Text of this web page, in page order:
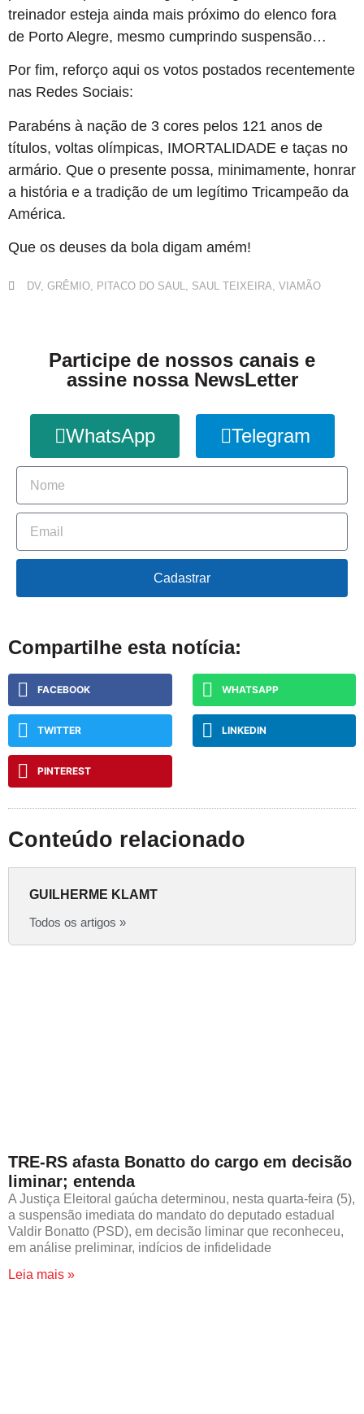
treinador esteja ainda mais próximo do elenco fora
de Porto Alegre, mesmo cumprindo suspensão…
Por fim, reforço aqui os votos postados recentemente
nas Redes Sociais:
Parabéns à nação de 3 cores pelos 121 anos de
títulos, voltas olímpicas, IMORTALIDADE e taças no
armário. Que o presente possa, minimamente, honrar
a história e a tradição de um legítimo Tricampeão da
América.
Que os deuses da bola digam amém!
DV, GRÊMIO, PITACO DO SAUL, SAUL TEIXEIRA, VIAMÃO
Participe de nossos canais e
assine nossa NewsLetter
WhatsApp Telegram
Cadastrar
Compartilhe esta notícia:
FACEBOOK WHATSAPP
TWITTER LINKEDIN
PINTEREST
Conteúdo relacionado
GUILHERME KLAMT
Todos os artigos »
TRE-RS afasta Bonatto do cargo em decisão
liminar; entenda
A Justiça Eleitoral gaúcha determinou, nesta quarta-feira (5),
a suspensão imediata do mandato do deputado estadual
Valdir Bonatto (PSD), em decisão liminar que reconheceu,
em análise preliminar, indícios de infidelidade
Leia mais »